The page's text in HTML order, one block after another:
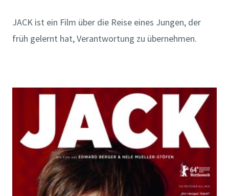
JACK ist ein Film über die Reise eines Jungen, der
früh gelernt hat, Verantwortung zu übernehmen.